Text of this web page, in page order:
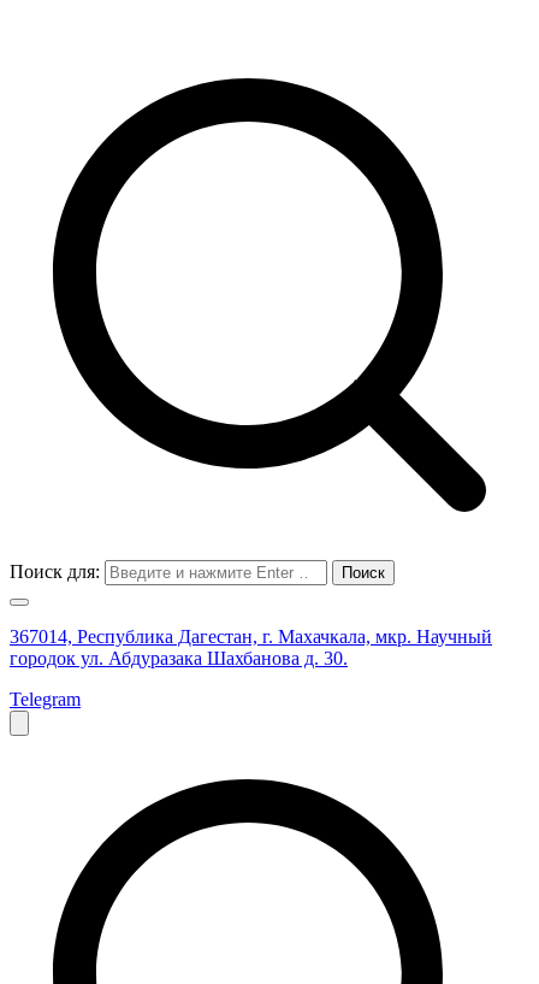
Поиск для:
367014, Республика Дагестан, г. Махачкала, мкр. Научный
городок ул. Абдуразака Шахбанова д. 30.
Telegram